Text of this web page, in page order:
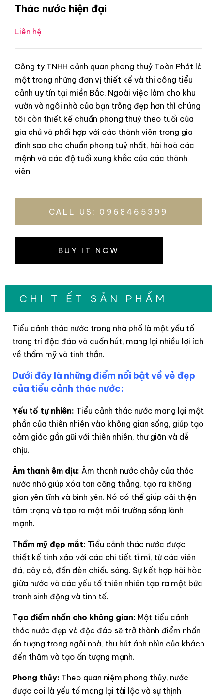
Thác nước hiện đại
Liên hệ
Công ty TNHH cảnh quan phong thuỷ Toàn Phát là
một trong những đơn vị thiết kế và thi công tiểu
cảnh uy tín tại miền Bắc. Ngoài việc làm cho khu
vườn và ngôi nhà của bạn trông đẹp hơn thì chúng
tôi còn thiết kế chuẩn phong thuỷ theo tuổi của
gia chủ và phối hợp với các thành viên trong gia
đình sao cho chuẩn phong tuỷ nhất, hài hoà các
mệnh và các độ tuổi xung khắc của các thành
viên.
CALL US: 0968465399
BUY IT NOW
CHI TIẾT SẢN PHẨM
Tiểu cảnh thác nước trong nhà phố là một yếu tố
trang trí độc đáo và cuốn hút, mang lại nhiều lợi ích
về thẩm mỹ và tinh thần.
Dưới đây là những điểm nổi bật về vẻ đẹp
của tiểu cảnh thác nước:
Yếu tố tự nhiên: Tiểu cảnh thác nước mang lại một
phần của thiên nhiên vào không gian sống, giúp tạo
cảm giác gần gũi với thiên nhiên, thư giãn và dễ
chịu.
Âm thanh êm dịu: Âm thanh nước chảy của thác
nước nhỏ giúp xóa tan căng thẳng, tạo ra không
gian yên tĩnh và bình yên. Nó có thể giúp cải thiện
tâm trạng và tạo ra một môi trường sống lành
mạnh.
Thẩm mỹ đẹp mắt: Tiểu cảnh thác nước được
thiết kế tinh xảo với các chi tiết tỉ mỉ, từ các viên
đá, cây cỏ, đến đèn chiếu sáng. Sự kết hợp hài hòa
giữa nước và các yếu tố thiên nhiên tạo ra một bức
tranh sinh động và tinh tế.
Tạo điểm nhấn cho không gian: Một tiểu cảnh
thác nước đẹp và độc đáo sẽ trở thành điểm nhấn
ấn tượng trong ngôi nhà, thu hút ánh nhìn của khách
đến thăm và tạo ấn tượng mạnh.
Phong thủy: Theo quan niệm phong thủy, nước
được coi là yếu tố mang lại tài lộc và sự thịnh